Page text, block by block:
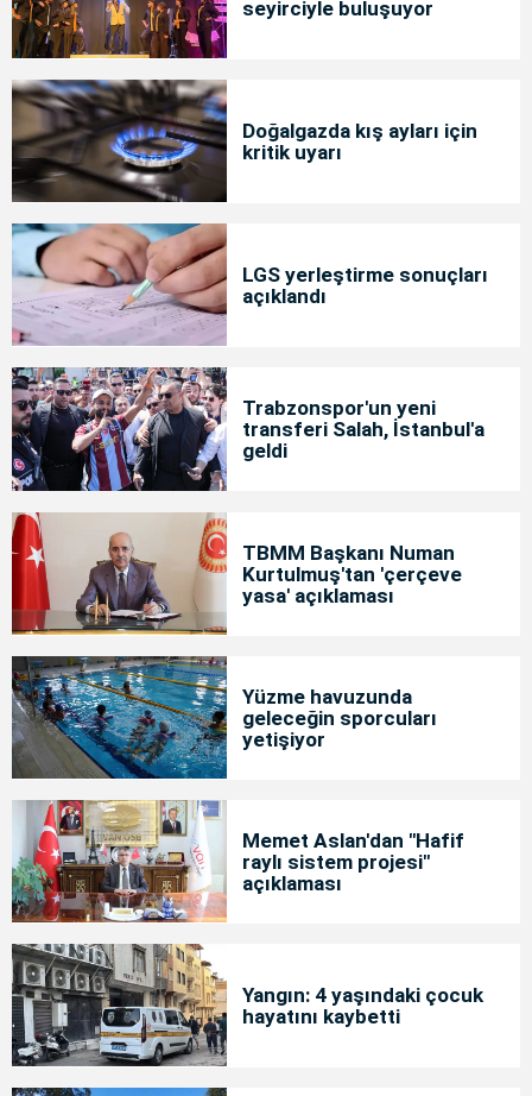
seyirciyle buluşuyor
Doğalgazda kış ayları için
kritik uyarı
LGS yerleştirme sonuçları
açıklandı
Trabzonspor'un yeni
transferi Salah, İstanbul'a
geldi
TBMM Başkanı Numan
Kurtulmuş'tan 'çerçeve
yasa' açıklaması
Yüzme havuzunda
geleceğin sporcuları
yetişiyor
Memet Aslan'dan "Hafif
raylı sistem projesi"
açıklaması
Yangın: 4 yaşındaki çocuk
hayatını kaybetti